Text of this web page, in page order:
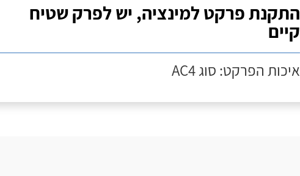
התקנת פרקט למינציה, יש לפרק שטיח
קיים
איכות הפרקט: סוג AC4